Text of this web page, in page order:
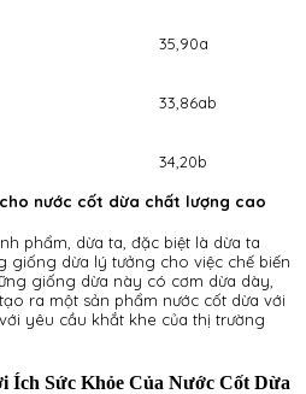
35,90a
33,86ab
34,20b
nước cốt dừa chất lượng cao
phẩm, dừa ta, đặc biệt là dừa ta
giống dừa lý tưởng cho việc chế biến
giống dừa này có cơm dừa dày,
ra một sản phẩm nước cốt dừa với
yêu cầu khắt khe của thị trường
Sức Khỏe Của Nước Cốt Dừa